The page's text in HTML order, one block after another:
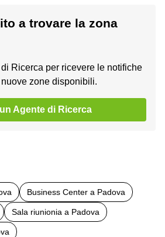
a trovare la zona
di Ricerca per ricevere le notifiche
zone disponibili.
Agente di Ricerca
Business Center a Padova
Sala riunionia a Padova